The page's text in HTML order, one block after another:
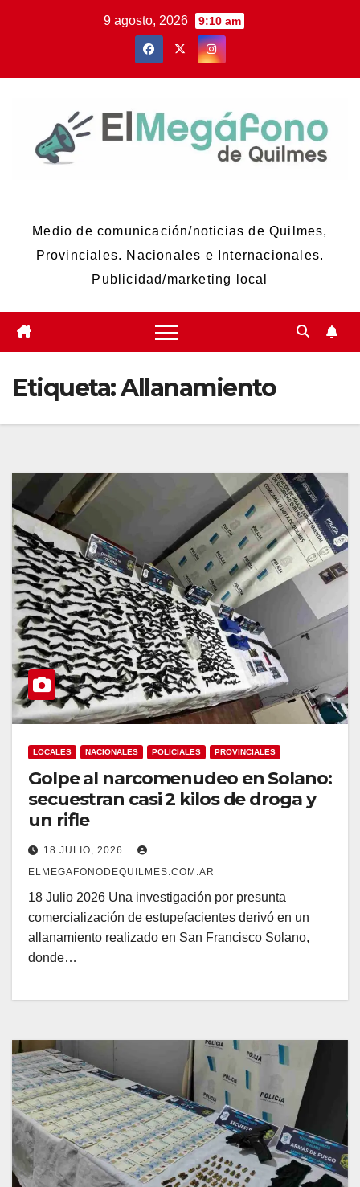
9 agosto, 2026 9:10 am
Medio de comunicación/noticias de Quilmes,
Provinciales. Nacionales e Internacionales.
Publicidad/marketing local
Etiqueta:Allanamiento
LOCALES NACIONALES POLICIALES PROVINCIALES
Golpe al narcomenudeo en Solano:
secuestran casi 2 kilos de droga y
un rifle
18 JULIO, 2026
ELMEGAFONODEQUILMES.COM.AR
18 Julio 2026 Una investigación por presunta
comercialización de estupefacientes derivó en un
allanamiento realizado en San Francisco Solano,
donde…